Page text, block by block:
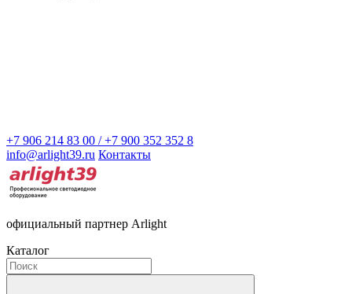
+7 906 214 83 00 / +7 900 352 352 8
info@arlight39.ru Контакты
официальный партнер Arlight
Каталог